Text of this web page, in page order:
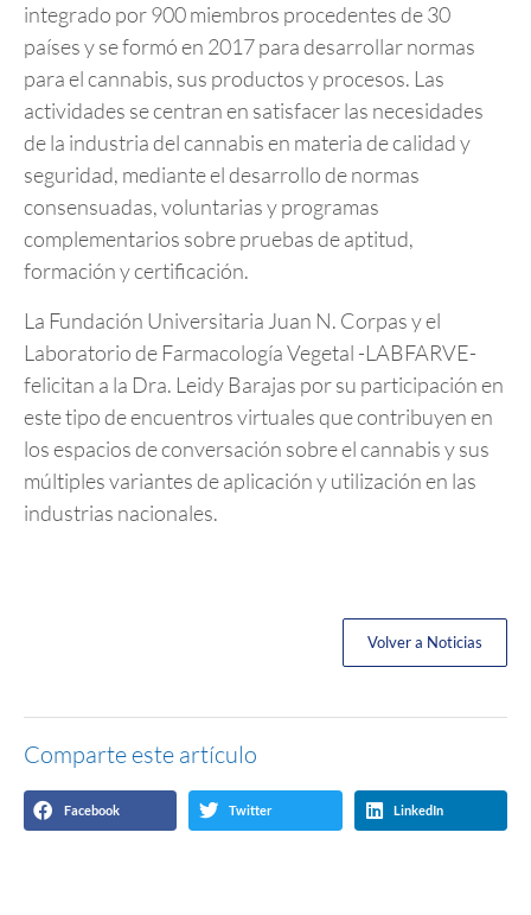
integrado por 900 miembros procedentes de 30
países y se formó en 2017 para desarrollar normas
para el cannabis, sus productos y procesos. Las
actividades se centran en satisfacer las necesidades
de la industria del cannabis en materia de calidad y
seguridad, mediante el desarrollo de normas
consensuadas, voluntarias y programas
complementarios sobre pruebas de aptitud,
formación y certificación.
La Fundación Universitaria Juan N. Corpas y el
Laboratorio de Farmacología Vegetal -LABFARVE-
felicitan a la Dra. Leidy Barajas por su participación en
este tipo de encuentros virtuales que contribuyen en
los espacios de conversación sobre el cannabis y sus
múltiples variantes de aplicación y utilización en las
industrias nacionales.
Volver a Noticias
Comparte este artículo
Facebook Twitter LinkedIn